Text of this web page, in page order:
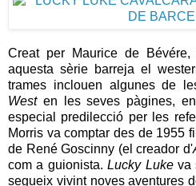
Creat per Maurice de Bévére,
aquesta sèrie barreja el
trames inclouen algunes de
Westen les seves pàgines,
especial predilecció per les
Morris va comptar des de 1955
de René Goscinny (el creador d'
com a guionista.Lucky Lukeva
segueix vivint noves aventures